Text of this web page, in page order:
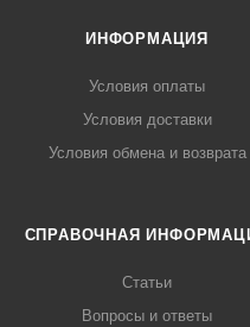
ИНФОРМАЦИЯ
Условия оплаты
Условия доставки
Условия обмена и возврата
СПРАВОЧНАЯ
Статьи
Вопросы и ответы